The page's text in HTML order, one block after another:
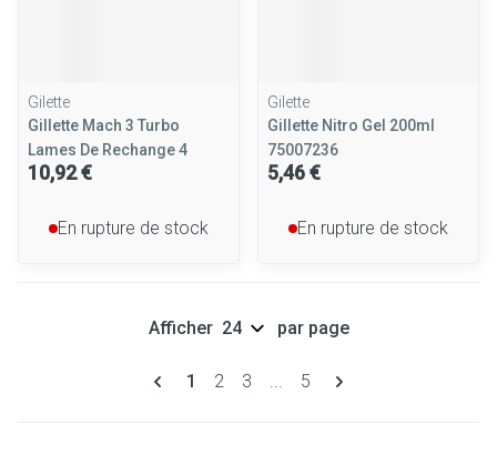
Gilette
Gillette Mach 3 Turbo
Lames De Rechange 4
10,92 €
En rupture de stock
Gilette
Gillette Nitro Gel 200ml
75007236
5,46 €
En rupture de stock
Pages
Vous lisez actuellement la page
1 Page
2 Page
3 ... Page
5
Afficher par page